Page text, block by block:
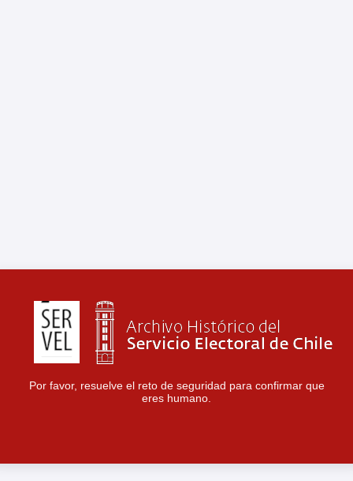
Por favor, resuelve el reto de seguridad para confirmar que
eres humano.